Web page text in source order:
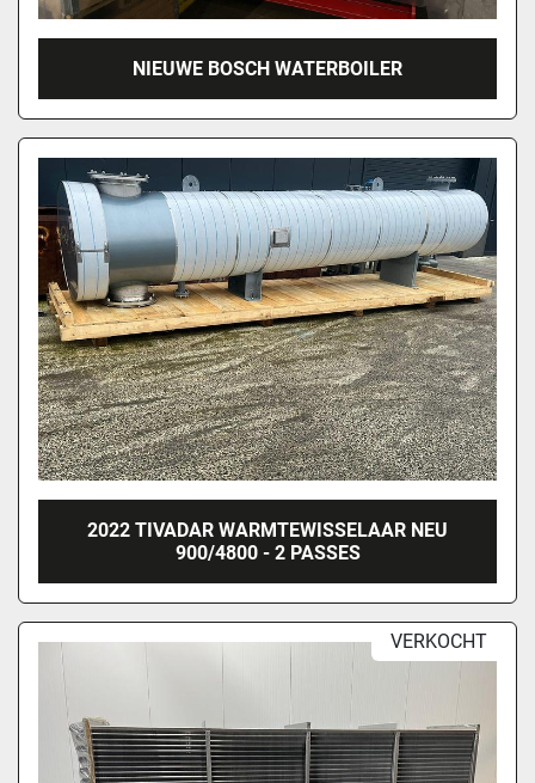
NIEUWE BOSCH WATERBOILER
2022 TIVADAR WARMTEWISSELAAR NEU
900/4800 - 2 PASSES
VERKOCHT